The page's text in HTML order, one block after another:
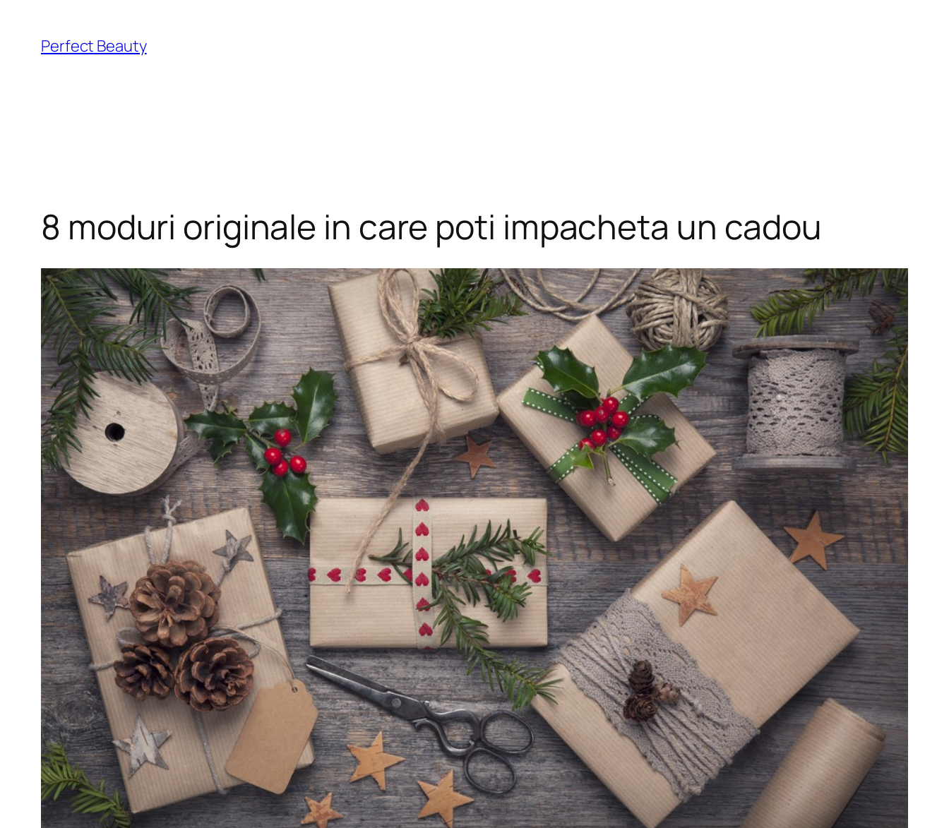
content
Perfect Beauty
8 moduri originale in care poti impacheta un cadou